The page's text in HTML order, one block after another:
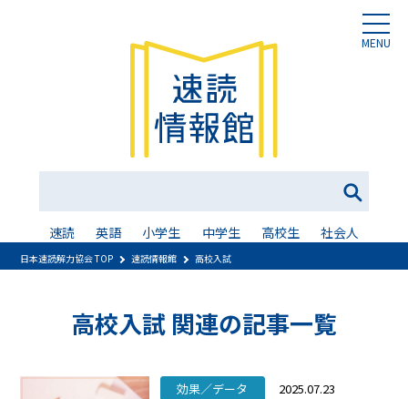
MENU
速読 英語 小学生 中学生 高校生 社会人
日本速読解力協会 TOP 速読情報館 高校入試
高校入試 関連の記事一覧
効果／データ 2025.07.23